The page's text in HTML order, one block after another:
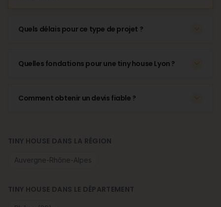
Quels délais pour ce type de projet ?
Quelles fondations pour une tiny house Lyon ?
Comment obtenir un devis fiable ?
TINY HOUSE DANS LA RÉGION
Auvergne-Rhône-Alpes
TINY HOUSE DANS LE DÉPARTEMENT